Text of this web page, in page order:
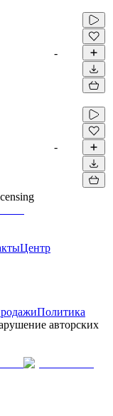
-
-
Центр
Политика
авторских